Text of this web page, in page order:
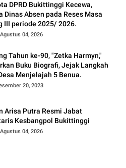
DPRD Bukittinggi Kecewa,
Dinas Absen pada Reses Masa
III periode 2025/ 2026.
04, 2026
Tahun ke-90, "Zetka Harmyn,"
Buku Biografi, Jejak Langkah
Menjelajah 5 Benua.
20, 2023
Arisa Putra Resmi Jabat
Kesbangpol Bukittinggi
04, 2026